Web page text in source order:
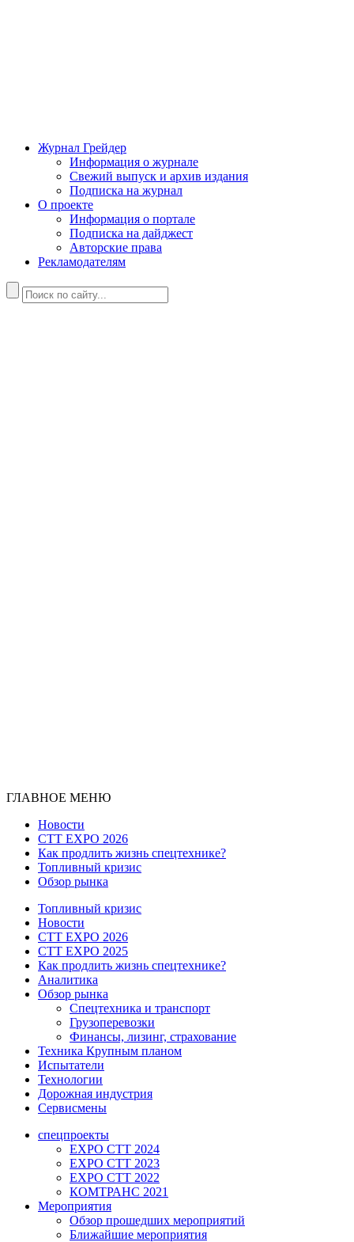
Журнал Грейдер
Информация о журнале
Свежий выпуск и архив издания
Подписка на журнал
О проекте
Информация о портале
Подписка на дайджест
Авторские права
Рекламодателям
ГЛАВНОЕ МЕНЮ
Новости
CTT EXPO 2026
Как продлить жизнь спецтехнике?
Топливный кризис
Обзор рынка
Топливный кризис
Новости
CTT EXPO 2026
CTT EXPO 2025
Как продлить жизнь спецтехнике?
Аналитика
Обзор рынка
Спецтехника и транспорт
Грузоперевозки
Финансы, лизинг, страхование
Техника Крупным планом
Испытатели
Технологии
Дорожная индустрия
Сервисмены
спецпроекты
EXPO CTT 2024
EXPO CTT 2023
EXPO CTT 2022
КОМТРАНС 2021
Мероприятия
Обзор прошедших мероприятий
Ближайшие мероприятия